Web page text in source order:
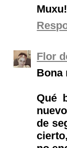
Muxu!
Flor
Bona
Qué
de